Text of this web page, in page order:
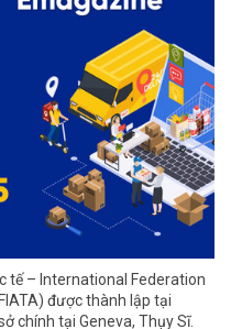
tế – International Federation
được thành lập tại
chính tại Geneva, Thụy Sĩ.